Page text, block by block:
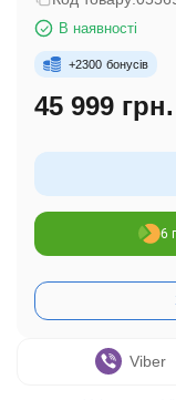
В наявності
+2300 бонусів
45 999 грн.
6
Viber